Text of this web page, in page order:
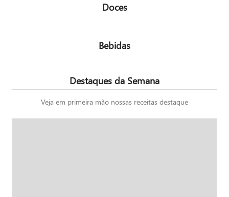
Doces
Bebidas
Destaques da Semana
Veja em primeira mão nossas receitas destaque